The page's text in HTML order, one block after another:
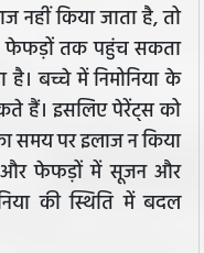
नहीं किया जाता है, तो
फेफड़ों तक पहुंच सकता
है। बच्चे में निमोनिया के
हैं। इसलिए पेरेंट्स को
समय पर इलाज न किया
और फेफड़ों में सूजन और
की स्थिति में बदल